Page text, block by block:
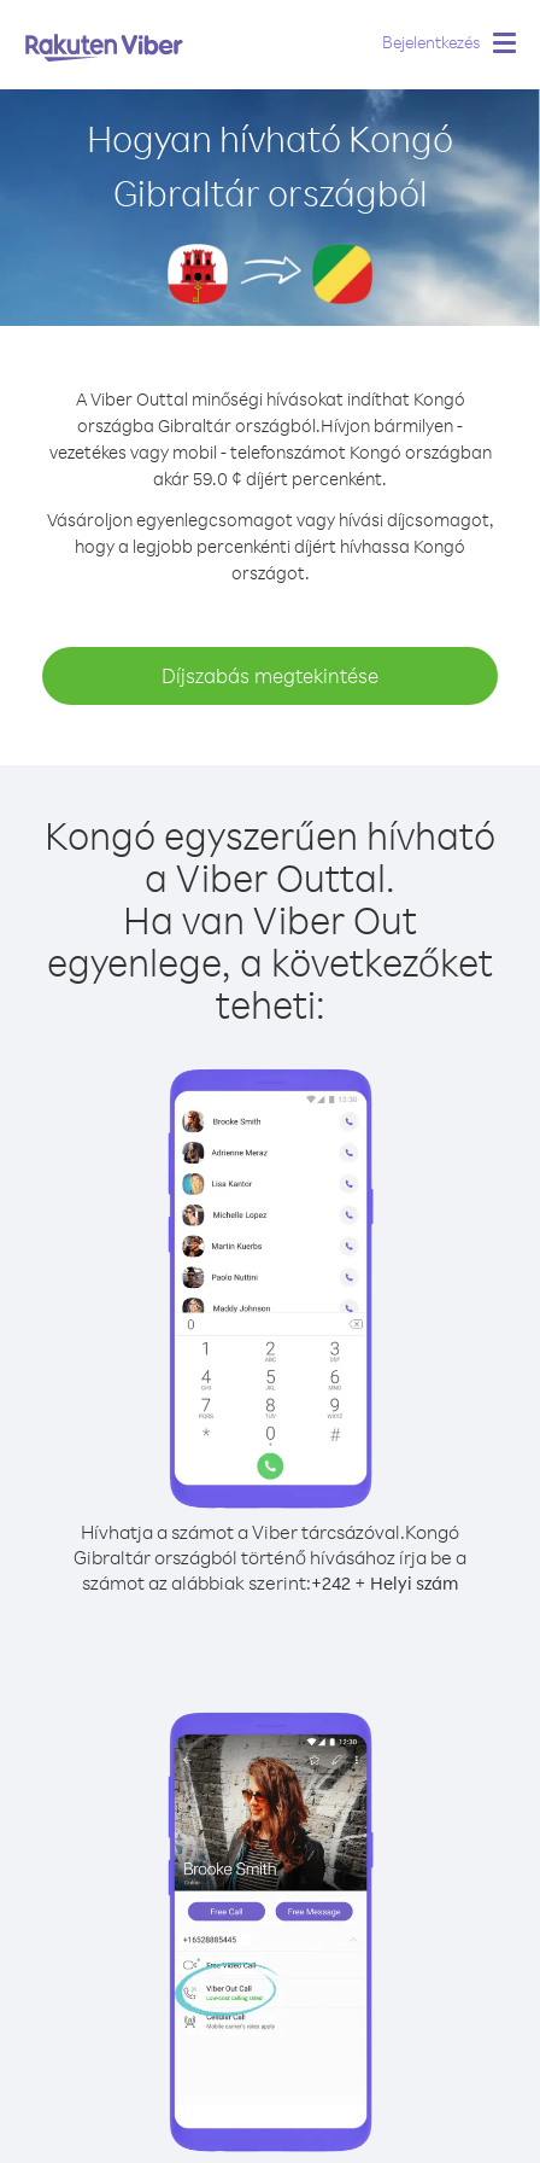
Bejelentkezés
Hogyan hívható Kongó
Gibraltár országból
A Viber Outtal minőségi hívásokat indíthat Kongó
országba Gibraltár országból.Hívjon bármilyen -
vezetékes vagy mobil - telefonszámot Kongó országban
akár 59.0 ¢ díjért percenként.
Vásároljon egyenlegcsomagot vagy hívási díjcsomagot,
hogy a legjobb percenkénti díjért hívhassa Kongó
országot.
Díjszabás megtekintése
Kongó egyszerűen hívható
a Viber Outtal.
Ha van Viber Out
egyenlege, a következőket
teheti:
Hívhatja a számot a Viber tárcsázóval.Kongó
Gibraltár országból történő hívásához írja be a
számot az alábbiak szerint:+242 + Helyi szám